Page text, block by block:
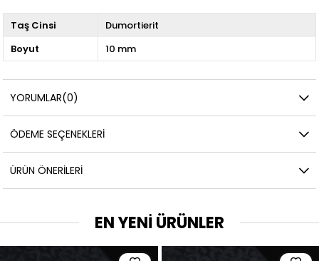
Taş Cinsi
Dumortierit
Boyut
10 mm
YORUMLAR(0)
ÖDEME SEÇENEKLERI
ÜRÜN ÖNERILERI
EN YENİ ÜRÜNLER